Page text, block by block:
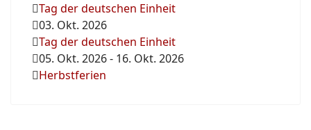
Tag der deutschen Einheit
03. Okt. 2026
Tag der deutschen Einheit
05. Okt. 2026- 16. Okt. 2026
Herbstferien